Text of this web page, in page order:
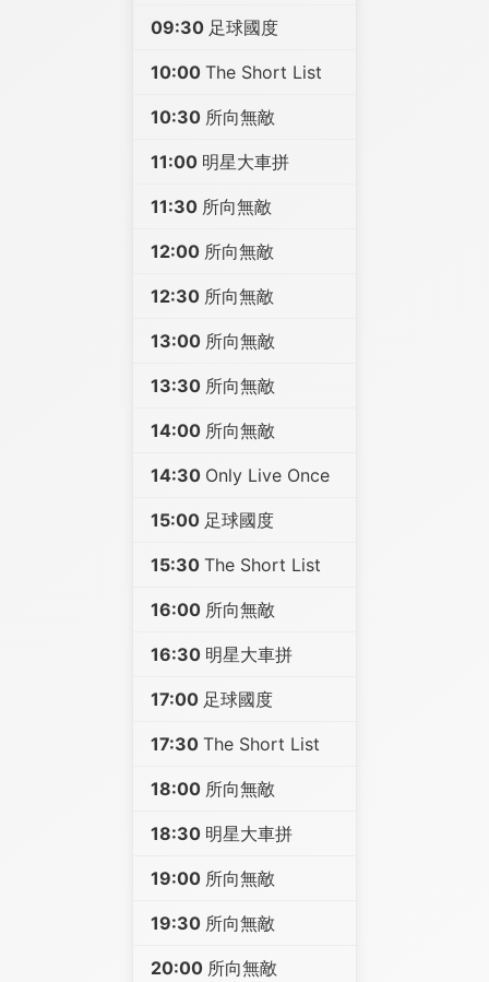
09:30 足球國度
10:00 The Short List
10:30 所向無敵
11:00 明星大車拼
11:30 所向無敵
12:00 所向無敵
12:30 所向無敵
13:00 所向無敵
13:30 所向無敵
14:00 所向無敵
14:30 Only Live Once
15:00 足球國度
15:30 The Short List
16:00 所向無敵
16:30 明星大車拼
17:00 足球國度
17:30 The Short List
18:00 所向無敵
18:30 明星大車拼
19:00 所向無敵
19:30 所向無敵
20:00 所向無敵